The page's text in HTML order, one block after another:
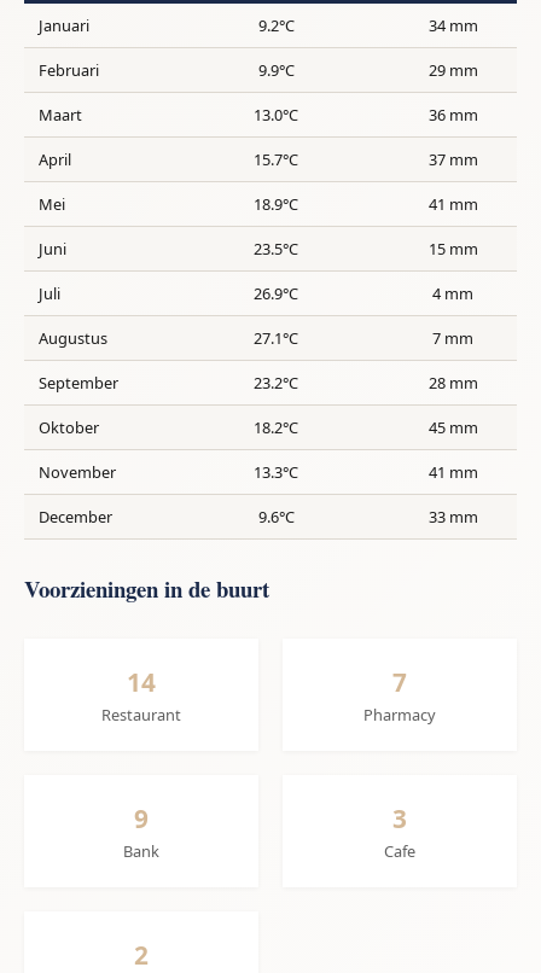
Januari 9.2°C 34 mm
Februari 9.9°C 29 mm
Maart 13.0°C 36 mm
April 15.7°C 37 mm
Mei 18.9°C 41 mm
Juni 23.5°C 15 mm
Juli 26.9°C 4 mm
Augustus 27.1°C 7 mm
September 23.2°C 28 mm
Oktober 18.2°C 45 mm
November 13.3°C 41 mm
December 9.6°C 33 mm
Voorzieningen in de buurt
14
Restaurant
7
Pharmacy
9
Bank
3
Cafe
2